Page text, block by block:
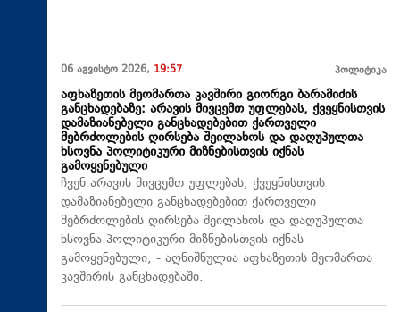
06 აგვისტო 2026, 19:57 პოლიტიკა
აფხაზეთის მეომართა კავშირი გიორგი ბარამიძის
განცხადებაზე: არავის მივცემთ უფლებას, ქვეყნისთვის
დამაზიანებელი განცხადებებით ქართველი
მებრძოლების ღირსება შეილახოს და დაღუპულთა
ხსოვნა პოლიტიკური მიზნებისთვის იქნას
გამოყენებული
ჩვენ არავის მივცემთ უფლებას, ქვეყნისთვის
დამაზიანებელი განცხადებებით ქართველი
მებრძოლების ღირსება შეილახოს და დაღუპულთა
ხსოვნა პოლიტიკური მიზნებისთვის იქნას
გამოყენებული, - აღნიშნულია აფხაზეთის მეომართა
კავშირის განცხადებაში.